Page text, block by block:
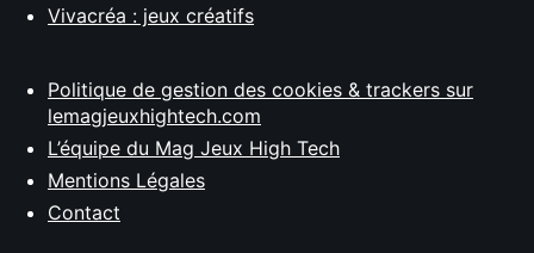
Vivacréa : jeux créatifs
Politique de gestion des cookies & trackers sur
lemagjeuxhightech.com
L’équipe du Mag Jeux High Tech
Mentions Légales
Contact